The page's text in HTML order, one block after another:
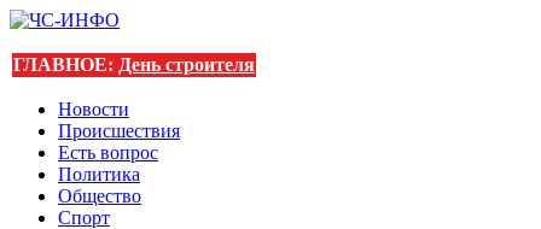
ГЛАВНОЕ: День строителя
Новости
Происшествия
Есть вопрос
Политика
Общество
Спорт